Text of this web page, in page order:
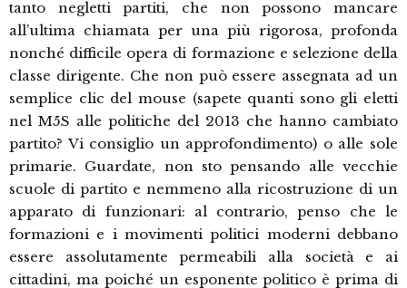
tanto negletti partiti, che non possono mancare
all’ultima chiamata per una più rigorosa, profonda
nonché difficile opera di formazione e selezione della
classe dirigente. Che non può essere assegnata ad un
semplice clic del mouse (sapete quanti sono gli eletti
nel M5S alle politiche del 2013 che hanno cambiato
partito? Vi consiglio un approfondimento) o alle sole
primarie. Guardate, non sto pensando alle vecchie
scuole di partito e nemmeno alla ricostruzione di un
apparato di funzionari: al contrario, penso che le
formazioni e i movimenti politici moderni debbano
essere assolutamente permeabili alla società e ai
cittadini, ma poiché un esponente politico è prima di